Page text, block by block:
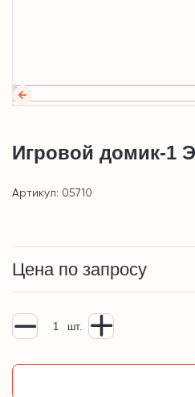
Игровой домик-1
Артикул: 05710
Цена по запросу
шт.